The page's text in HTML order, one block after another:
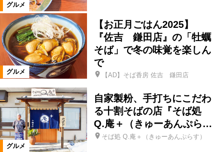
食事処・レストラン
お好み焼き・もんじゃ たこ焼き
肉料理 ステーキ・鉄板焼き
焼肉 しゃぶしゃぶ とんかつ
ラーメン そば・うどん
グルメ
グルメ
【お正月ごはん2025】
『佐吉 鎌田店』の「牡蠣
そば」で冬の味覚を楽しん
で
【AD】そば香房 佐吉 鎌田店
グルメ
自家製粉、手打ちにこだわ
る十割そばの店『そば処
Q.庵＋（きゅーあんぷら…
そば処 Q.庵＋（きゅーあんぷらす）